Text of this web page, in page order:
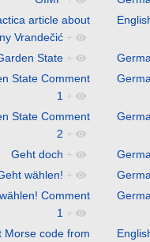
article about
Vrandečić +
State +
State Comment
1 +
State Comment
2 +
Geht doch +
wählen! +
Comment
1 +
Morse code from